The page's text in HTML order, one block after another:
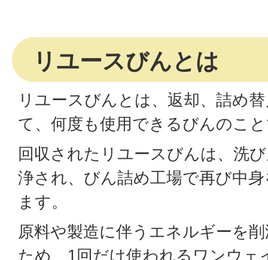
リユースびんとは
リユースびんとは、返却、詰め
て、何度も使用できるびんのこ
回収されたリユースびんは、洗
浄され、びん詰め工場で再び中
ます。
原料や製造に伴うエネルギーを
ため、1回だけ使われるワンウェ